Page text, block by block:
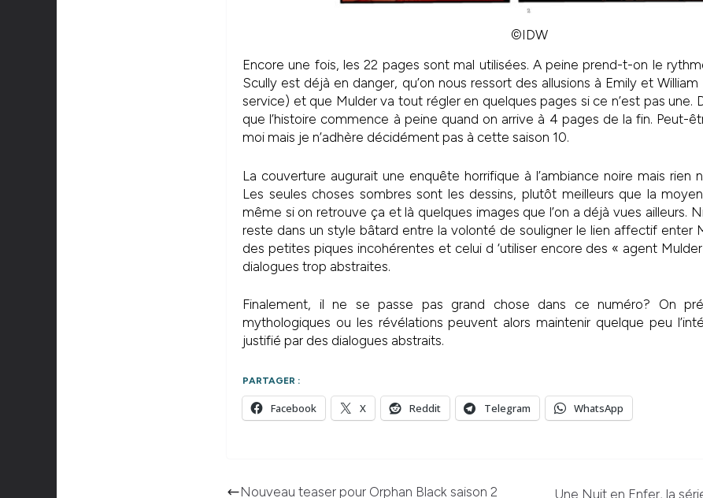
©IDW
Encore une fois, les 22 pages sont mal utilisées. A peine prend-t-on le
Scully est déjà en danger, qu’on nous ressort des allusions à Emily et
service) et que Mulder va tout régler en quelques pages si ce n’est pas une.
que l’histoire commence à peine quand on arrive à 4 pages de la fin. Peut-
moi mais je n’adhère décidément pas à cette saison 10.
La couverture augurait une enquête horrifique à l’ambiance noire mais rien
Les seules choses sombres sont les dessins, plutôt meilleurs que la
même si on retrouve ça et là quelques images que l’on a déjà vues ailleurs.
reste dans un style bâtard entre la volonté de souligner le lien affectif enter
des petites piques incohérentes et celui d ‘utiliser encore des « agent
dialogues trop abstraites.
Finalement, il ne se passe pas grand chose dans ce numéro? On
mythologiques ou les révélations peuvent alors maintenir quelque peu
justifié par des dialogues abstraits.
PARTAGER :
Facebook X Reddit Telegram WhatsApp
Nouveau teaser pour Orphan Black saison 2
Une Nuit en Enfer, la